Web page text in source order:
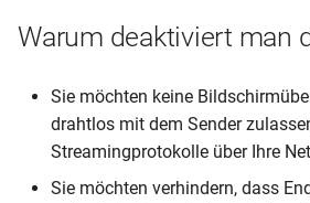
Warum deaktiviert man
Sie möchten keine
drahtlos mit dem Sender
Streamingprotokolle über Ihre
Sie möchten verhindern, dass